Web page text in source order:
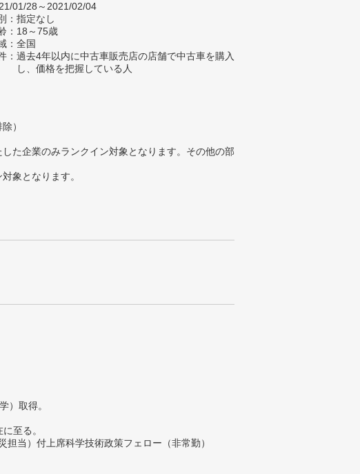
01/28～2021/02/04
：指定なし
：18～75歳
：全国
：過去4年以内に中古車販売店の店舗で中古車を購入
し、価格を把握している人
）
た企業のみランクイン対象となります。その他の部
象となります。
）取得。
至る。
当）付上席科学技術政策フェロー（非常勤）